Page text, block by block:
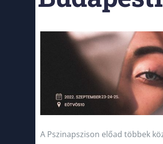
A Pszinapszison előad többek